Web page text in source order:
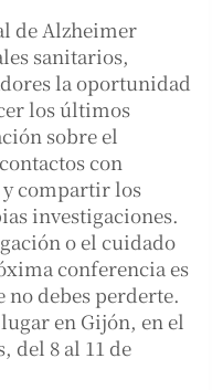
de Alzheimer
sanitarios,
la oportunidad
los últimos
sobre el
con
compartir los
investigaciones.
o el cuidado
conferencia es
debes perderte.
en Gijón, en el
del 8 al 11 de